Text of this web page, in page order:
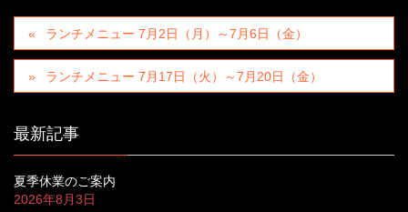
ランチメニュー 7月2日（月）～7月6日（金）
ランチメニュー 7月17日（火）～7月20日（金）
最新記事
夏季休業のご案内
2026年8月3日